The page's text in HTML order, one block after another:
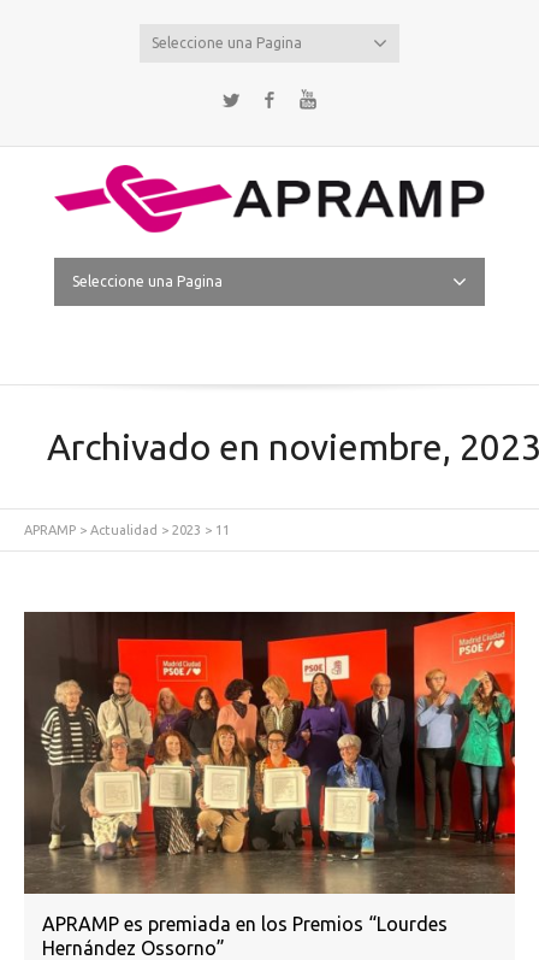
Seleccione una Pagina
Twitter Facebook
Seleccione una Pagina
Archivado en noviembre,
APRAMP > Actualidad > 2023 > 11
APRAMP es premiada en los Premios “Lourdes
Hernández Ossorno”